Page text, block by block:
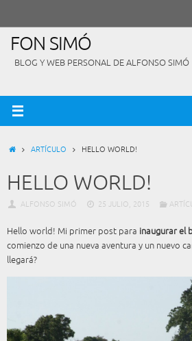
contenido
FON SIMÓ
BLOG Y WEB PERSONAL DE ALFONSO SIMÓ
INICIOARTÍCULO HELLO WORLD!
HELLO WORLD!
ALFONSO SIMÓ 25 JULIO, 2015
Hello world! Mi primer post para inaugurar el
comienzo de una nueva aventura y un nuevo
llegará?